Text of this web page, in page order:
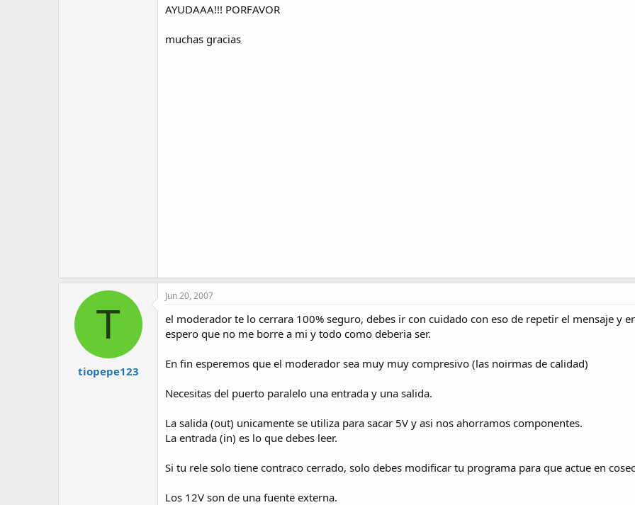
AYUDAAA!!! PORFAVOR
muchas gracias
T
tiopepe123
Jun 20, 2007
el moderador te lo cerrara 100% seguro, debes ir con cuidado con eso de repetir el mensaje y
espero que no me borre a mi y todo como deberia ser.
En fin esperemos que el moderador sea muy muy compresivo (las noirmas de calidad)
Necesitas del puerto paralelo una entrada y una salida.
La salida (out) unicamente se utiliza para sacar 5V y asi nos ahorramos componentes.
La entrada (in) es lo que debes leer.
Si tu rele solo tiene contraco cerrado, solo debes modificar tu programa para que actue en
Los 12V son de una fuente externa.